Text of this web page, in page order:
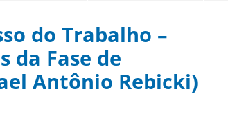
do Trabalho –
da Fase de
Antônio Rebicki)